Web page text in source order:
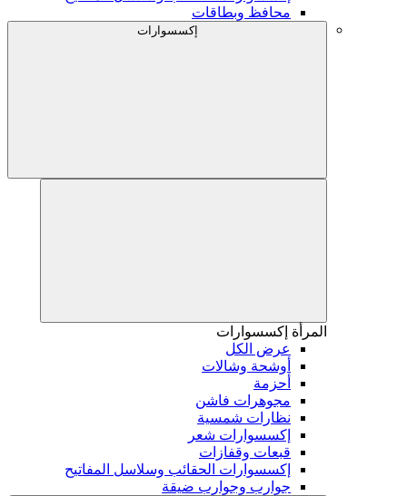
محافظ وبطاقات
إكسسوارات
المرأة إكسسوارات
عرض الكل
أوشحة وشالات
أحزمة
مجوهرات فاشن
نظارات شمسية
إكسسوارات شعر
قبعات وقفازات
إكسسوارات الحقائب وسلاسل المفاتيح
جوارب وجوارب ضيقة